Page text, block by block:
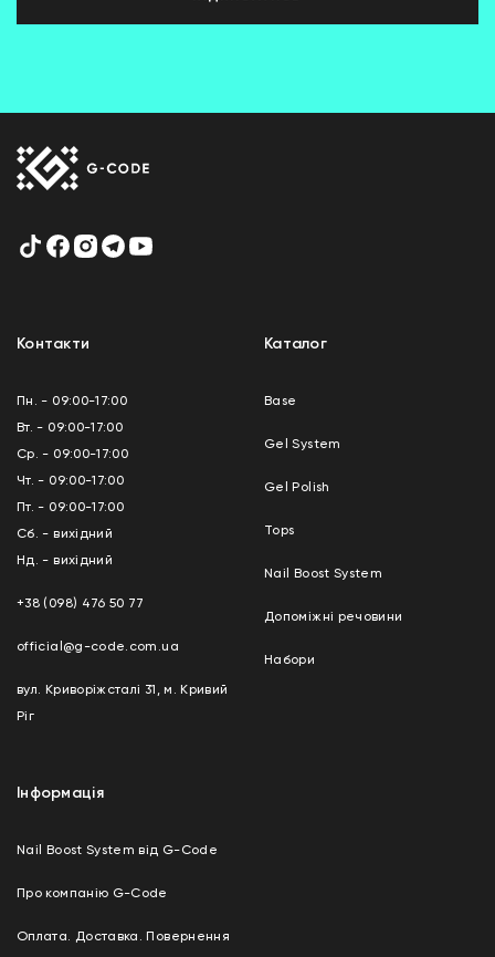
Контакти
Пн. - 09:00-17:00
Вт. - 09:00-17:00
Ср. - 09:00-17:00
Чт. - 09:00-17:00
Пт. - 09:00-17:00
Сб. - вихідний
Нд. - вихідний
+38 (098) 476 50 77
official@g-code.com.ua
вул. Криворіжсталі 31, м. Кривий
Ріг
Каталог
Base
Gel System
Gel Polish
Tops
Nail Boost System
Допоміжні речовини
Набори
Інформація
Nail Boost System від G-Code
Про компанію G-Code
Оплата. Доставка. Повернення